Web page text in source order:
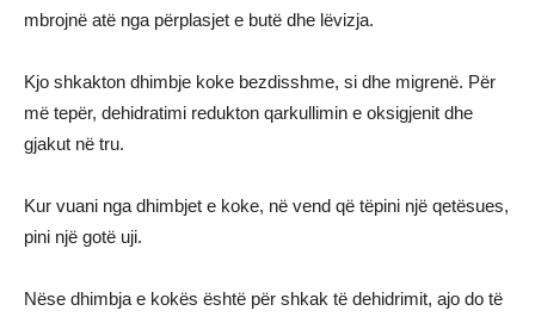
mbrojnë atë nga përplasjet e butë dhe lëvizja.
Kjo shkakton dhimbje koke bezdisshme, si dhe migrenë. Për
më tepër, dehidratimi redukton qarkullimin e oksigjenit dhe
gjakut në tru.
Kur vuani nga dhimbjet e koke, në vend që tëpini një qetësues,
pini një gotë uji.
Nëse dhimbja e kokës është për shkak të dehidrimit, ajo do të